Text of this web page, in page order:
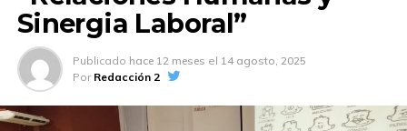
Sinergia Laboral”
Publicado hace 12 meses el 14 agosto, 2025
Por Redacción 2